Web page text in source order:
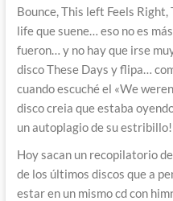
Bounce, This left Feels
life que suene… eso no es
fueron… y no hay que irse
disco These Days y flipa…
cuando escuché el «We
disco creia que estaba
un autoplagio de su
Hoy sacan un recopilatorio
de los últimos discos que a
estar en un mismo cd con